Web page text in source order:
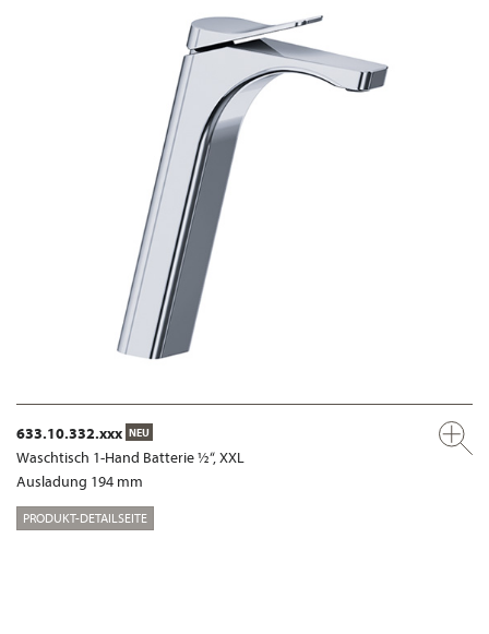
633.10.332.xxx NEU
Waschtisch 1-Hand Batterie ½“, XXL
Ausladung 194 mm
PRODUKT-DETAILSEITE